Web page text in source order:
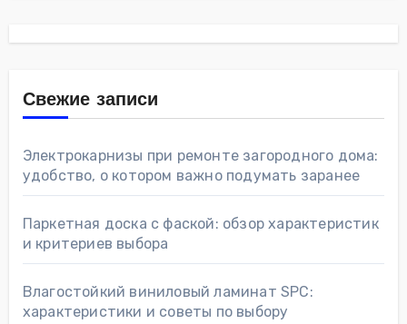
Свежие записи
Электрокарнизы при ремонте загородного дома:
удобство, о котором важно подумать заранее
Паркетная доска с фаской: обзор характеристик
и критериев выбора
Влагостойкий виниловый ламинат SPC:
характеристики и советы по выбору